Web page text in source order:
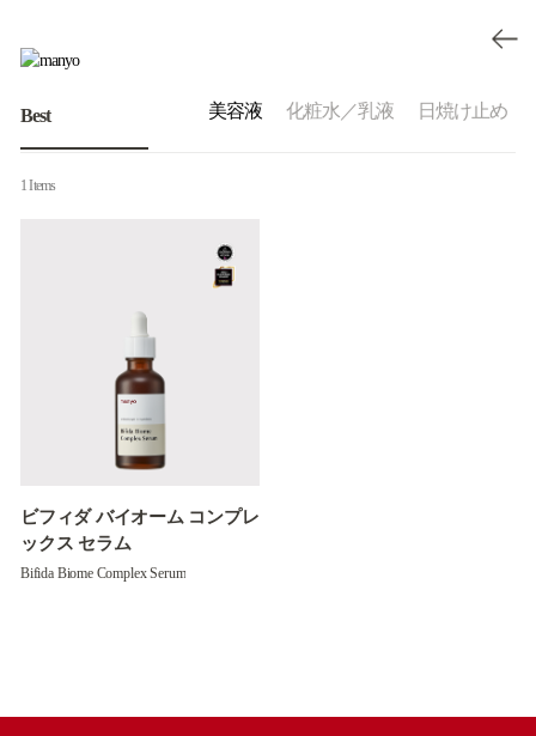
Best 美容液 化粧水／乳液 日焼け止め
1 Items
ビフィダ バイオーム コンプレ
ックス セラム
Bifida Biome Complex Serum